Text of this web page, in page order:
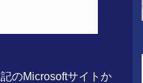
のMicrosoftサイトか